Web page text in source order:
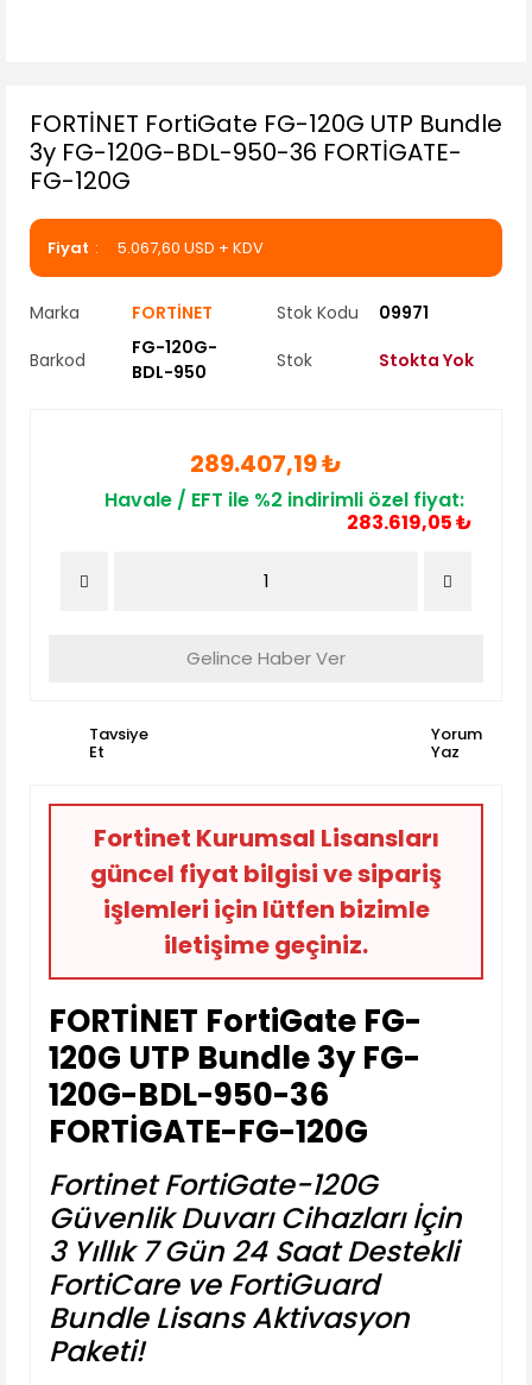
FORTİNET FortiGate FG-120G UTP Bundle
3y FG-120G-BDL-950-36 FORTİGATE-
FG-120G
Fiyat 5.067,60 USD + KDV
Marka FORTİNET Stok Kodu
09971
Barkod
FG-120G-
BDL-950
Stok Stokta Yok
289.407,19 ₺
Havale / EFT ile %2 indirimli özel fiyat:
283.619,05 ₺
Gelince Haber Ver
Tavsiye
Et
Yorum
Yaz
Fortinet Kurumsal Lisansları
güncel fiyat bilgisi ve sipariş
işlemleri için lütfen bizimle
iletişime geçiniz.
FORTİNET FortiGate FG-
120G UTP Bundle 3y FG-
120G-BDL-950-36
FORTİGATE-FG-120G
Fortinet FortiGate-120G
Güvenlik Duvarı Cihazları İçin
3 Yıllık 7 Gün 24 Saat Destekli
FortiCare ve FortiGuard
Bundle Lisans Aktivasyon
Paketi!